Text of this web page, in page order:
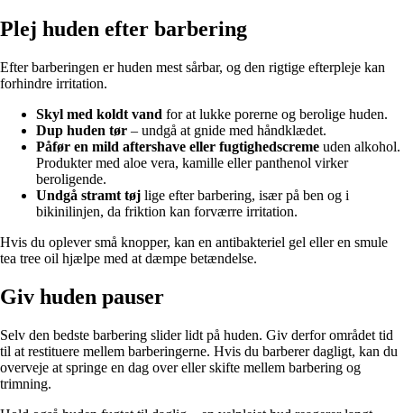
Plej huden efter barbering
Efter barberingen er huden mest sårbar, og den rigtige efterpleje kan
forhindre irritation.
Skyl med koldt vand for at lukke porerne og berolige huden.
Dup huden tør – undgå at gnide med håndklædet.
Påfør en mild aftershave eller fugtighedscreme uden alkohol.
Produkter med aloe vera, kamille eller panthenol virker
beroligende.
Undgå stramt tøj lige efter barbering, især på ben og i
bikinilinjen, da friktion kan forværre irritation.
Hvis du oplever små knopper, kan en antibakteriel gel eller en smule
tea tree oil hjælpe med at dæmpe betændelse.
Giv huden pauser
Selv den bedste barbering slider lidt på huden. Giv derfor området tid
til at restituere mellem barberingerne. Hvis du barberer dagligt, kan du
overveje at springe en dag over eller skifte mellem barbering og
trimning.